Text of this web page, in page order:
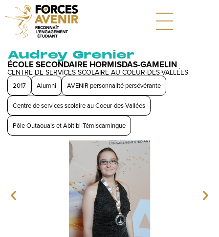
Audrey Grenier
ÉCOLE SECONDAIRE HORMISDAS-GAMELIN
CENTRE DE SERVICES SCOLAIRE AU COEUR-DES-VALLÉES
2017 Alumni AVENIR personnalité persévérante
Centre de services scolaire au Coeur-des-Vallées
Pôle Outaouais et Abitibi-Témiscamingue